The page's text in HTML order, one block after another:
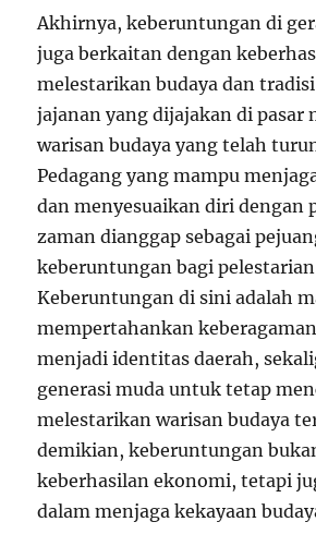
Akhirnya, keberuntungan di
juga berkaitan dengan
melestarikan budaya dan
jajanan yang dijajakan di pasar
warisan budaya yang telah
Pedagang yang mampu
dan menyesuaikan diri dengan
zaman dianggap sebagai
keberuntungan bagi
Keberuntungan di sini adalah
mempertahankan
menjadi identitas daerah,
generasi muda untuk tetap
melestarikan warisan budaya
demikian, keberuntungan
keberhasilan ekonomi, tetapi
dalam menjaga kekayaan